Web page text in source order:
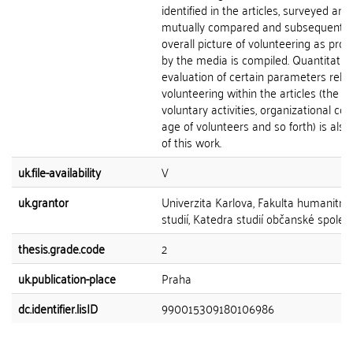
identified in the articles, surveyed and
mutually compared and
overall picture of volunteering as
by the media is compiled.
evaluation of certain parameters
volunteering within the articles (the
voluntary activities, organizational
age of volunteers and so forth) is
of this work.
uk.file-availability
V
uk.grantor
Univerzita Karlova, Fakulta
studií, Katedra studií občanské
thesis.grade.code
2
uk.publication-place
Praha
dc.identifier.lisID
990015309180106986